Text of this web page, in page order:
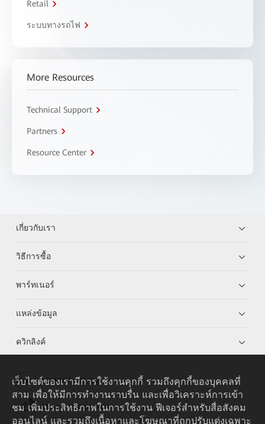
Retail
ระบบทางรถไฟ
More Resources
Technical Support
Partners
Resource Center
เกี่ยวกับเรา
วิธีการซื้อ
พาร์ทเนอร์
แหล่งข้อมูล
ควิกลิงค์
HUAWEI eKit App
Huawei HiKnow App
เว็บไซต์ของเรามีการใช้งานคุกกี้ รวมถึงคุกกี้ของบุคคลที่
สาม เพื่อให้มีการทำงานราบรื่น และเพื่อวิเคราะห์การเข้า
ชม เพิ่มประสิทธิภาพในการใช้งาน ฟีเจอร์สำหรับสื่อสังคม
ออนไลน์ และรวมถึงเนื้อหาและโฆษณาที่ถูกปรับแต่งเฉพาะ